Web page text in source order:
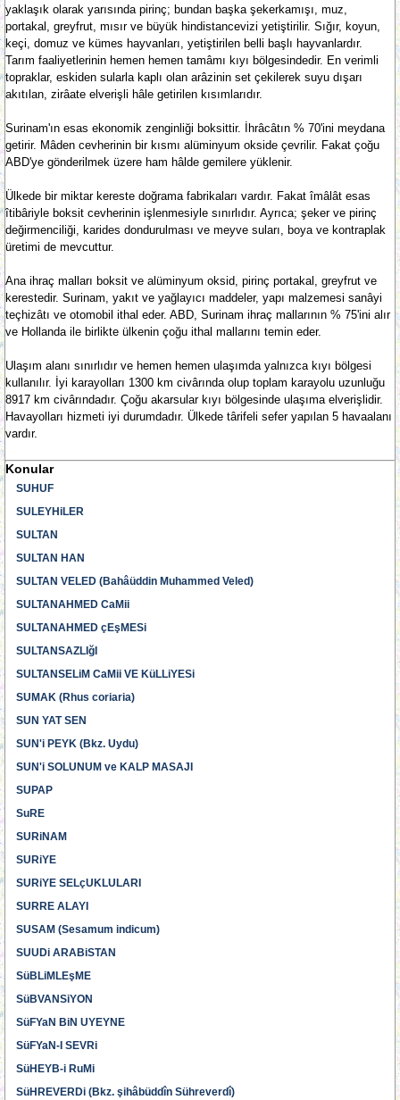
yaklaşık olarak yarısında pirinç; bundan başka şekerkamışı, muz,
portakal, greyfrut, mısır ve büyük hindistancevizi yetiştirilir. Sığır, koyun,
keçi, domuz ve kümes hayvanları, yetiştirilen belli başlı hayvanlardır.
Tarım faaliyetlerinin hemen hemen tamâmı kıyı bölgesindedir. En verimli
topraklar, eskiden sularla kaplı olan arâzinin set çekilerek suyu dışarı
akıtılan, zirâate elverişli hâle getirilen kısımlarıdır.
Surinam'ın esas ekonomik zenginliği boksittir. İhrâcâtın % 70'ini meydana
getirir. Mâden cevherinin bir kısmı alüminyum okside çevrilir. Fakat çoğu
ABD'ye gönderilmek üzere ham hâlde gemilere yüklenir.
Ülkede bir miktar kereste doğrama fabrikaları vardır. Fakat îmâlât esas
îtibâriyle boksit cevherinin işlenmesiyle sınırlıdır. Ayrıca; şeker ve pirinç
değirmenciliği, karides dondurulması ve meyve suları, boya ve kontraplak
üretimi de mevcuttur.
Ana ihraç malları boksit ve alüminyum oksid, pirinç portakal, greyfrut ve
kerestedir. Surinam, yakıt ve yağlayıcı maddeler, yapı malzemesi sanâyi
teçhizâtı ve otomobil ithal eder. ABD, Surinam ihraç mallarının % 75'ini alır
ve Hollanda ile birlikte ülkenin çoğu ithal mallarını temin eder.
Ulaşım alanı sınırlıdır ve hemen hemen ulaşımda yalnızca kıyı bölgesi
kullanılır. İyi karayolları 1300 km civârında olup toplam karayolu uzunluğu
8917 km civârındadır. Çoğu akarsular kıyı bölgesinde ulaşıma elverişlidir.
Havayolları hizmeti iyi durumdadır. Ülkede târifeli sefer yapılan 5 havaalanı
vardır.
Konular
SUHUF
SULEYHiLER
SULTAN
SULTAN HAN
SULTAN VELED (Bahâüddin Muhammed Veled)
SULTANAHMED CaMii
SULTANAHMED çEşMESi
SULTANSAZLIğI
SULTANSELiM CaMii VE KüLLiYESi
SUMAK (Rhus coriaria)
SUN YAT SEN
SUN'i PEYK (Bkz. Uydu)
SUN'i SOLUNUM ve KALP MASAJI
SUPAP
SuRE
SURiNAM
SURiYE
SURiYE SELçUKLULARI
SURRE ALAYI
SUSAM (Sesamum indicum)
SUUDi ARABiSTAN
SüBLiMLEşME
SüBVANSiYON
SüFYaN BiN UYEYNE
SüFYaN-I SEVRi
SüHEYB-i RuMi
SüHREVERDi (Bkz. şihâbüddîn Sühreverdî)